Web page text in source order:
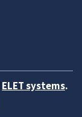
ELET systems.